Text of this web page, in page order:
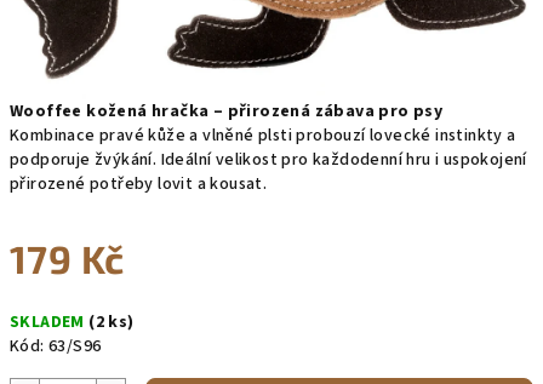
Wooffee kožená hračka – přirozená zábava pro psy
Kombinace pravé kůže a vlněné plsti probouzí lovecké instinkty a
podporuje žvýkání. Ideální velikost pro každodenní hru i uspokojení
přirozené potřeby lovit a kousat.
179 Kč
cena:
SKLADEM (2 ks)
Kód: 63/S96